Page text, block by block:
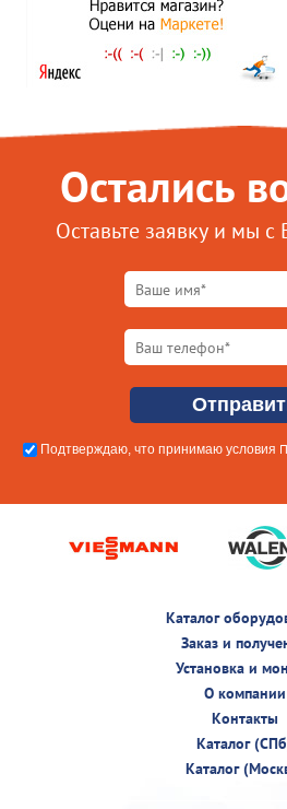
Остались
Оставьте заявку и мы
Подтверждаю, что принимаю условия
Каталог
Заказ и
Установка и
О компании
Контакты
Каталог
Каталог